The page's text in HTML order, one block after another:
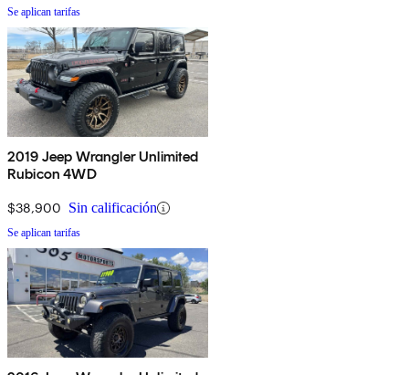
Se aplican tarifas
2019 Jeep Wrangler Unlimited
Rubicon 4WD
$38,900 Sin calificación
Se aplican tarifas